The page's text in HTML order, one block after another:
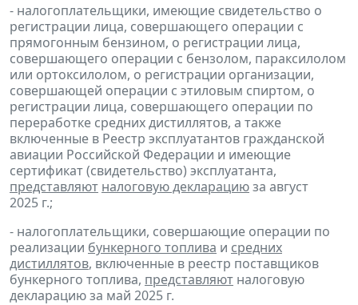
- налогоплательщики, имеющие свидетельство о
регистрации лица, совершающего операции с
прямогонным бензином, о регистрации лица,
совершающего операции с бензолом, параксилолом
или ортоксилолом, о регистрации организации,
совершающей операции с этиловым спиртом, о
регистрации лица, совершающего операции по
переработке средних дистиллятов, а также
включенные в Реестр эксплуатантов гражданской
авиации Российской Федерации и имеющие
сертификат (свидетельство) эксплуатанта,
представляют налоговую декларациюза август
2025 г.;
- налогоплательщики, совершающие операции по
реализации бункерного топлива и средних
дистиллятов, включенные в реестр поставщиков
бункерного топлива, представляют налоговую
декларацию за май 2025 г.